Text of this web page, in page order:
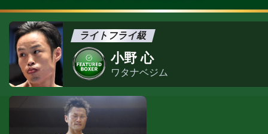
ライトフライ級
小野 心
ワタナベジム